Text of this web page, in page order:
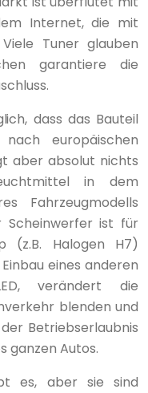
Internet, die mit
Tuner glauben
garantiere die
dass das Bauteil
europäischen
aber absolut nichts
in dem
Fahrzeugmodells
Scheinwerfer ist für
(z.B. Halogen H7)
eines anderen
verändert die
blenden und
Betriebserlaubnis
ganzen Autos.
es, aber sie sind